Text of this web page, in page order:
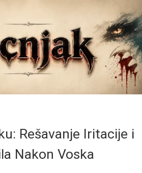
Rešavanje Iritacije i
Nakon Voska